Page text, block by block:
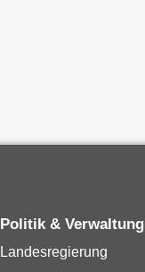
Politik & Verwaltung
Landesregierung